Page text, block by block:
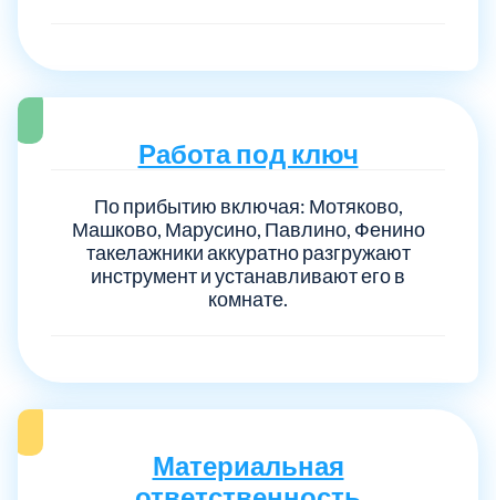
Работа под ключ
По прибытию включая: Мотяково,
Машково, Марусино, Павлино, Фенино
такелажники аккуратно разгружают
инструмент и устанавливают его в
комнате.
Материальная